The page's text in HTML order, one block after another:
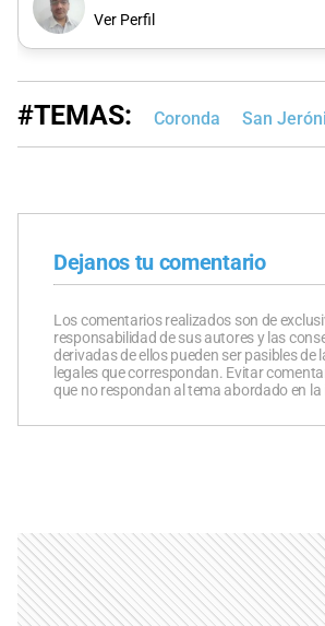
Ver Perfil
#TEMAS: Coronda San
Dejanos tu comentario
Los comentarios realizados son de
responsabilidad de sus autores y las
derivadas de ellos pueden ser pasibles de
legales que correspondan. Evitar
que no respondan al tema abordado en